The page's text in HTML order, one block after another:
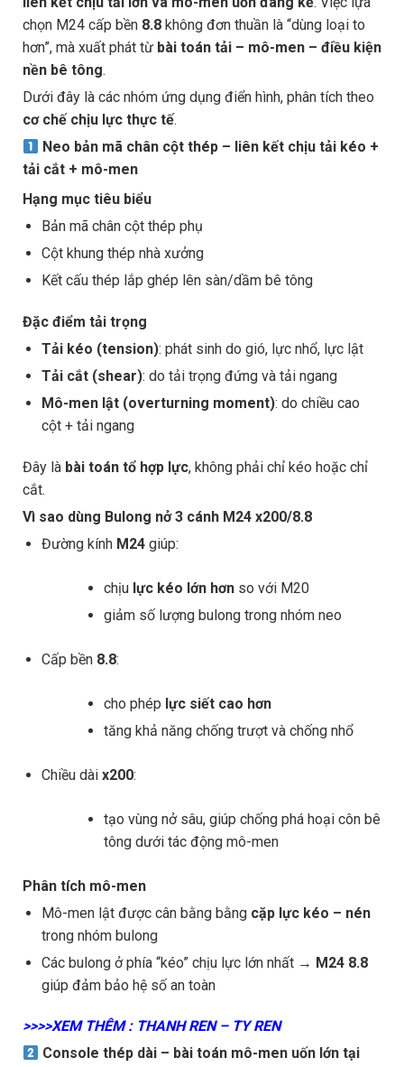
chọn M24 cấp bền 8.8 không đơn thuần là “dùng loại to
hơn”, mà xuất phát từ bài toán tải – mô-men – điều kiện
nền bê tông.
Dưới đây là các nhóm ứng dụng điển hình, phân tích theo
cơ chế chịu lực thực tế.
Neo bản mã chân cột thép – liên kết chịu tải kéo +
tải cắt + mô-men
Hạng mục tiêu biểu
Bản mã chân cột thép phụ
Cột khung thép nhà xưởng
Kết cấu thép lắp ghép lên sàn/dầm bê tông
Đặc điểm tải trọng
Tải kéo (tension): phát sinh do gió, lực nhổ, lực lật
Tải cắt (shear): do tải trọng đứng và tải ngang
Mô-men lật (overturning moment): do chiều cao
cột + tải ngang
Đây là bài toán tổ hợp lực, không phải chỉ kéo hoặc chỉ
cắt.
Vì sao dùng Bulong nở 3 cánh M24 x200/8.8
Đường kính M24giúp:
chịu lực kéo lớn hơnso với M20
giảm số lượng bulong trong nhóm neo
Cấp bền 8.8:
cho phép lực siết cao hơn
tăng khả năng chống trượt và chống nhổ
Chiều dài x200:
tạo vùng nở sâu, giúp chống phá hoại côn bê
tông dưới tác động mô-men
Phân tích mô-men
Mô-men lật được cân bằng bằng cặp lực kéo – nén
trong nhóm bulong
Các bulong ở phía “kéo” chịu lực lớn nhất → M24 8.8
giúp đảm bảo hệ số an toàn
>>>>XEM THÊM : THANH REN – TY REN
Console thép dài – bài toán mô-men uốn lớn tại